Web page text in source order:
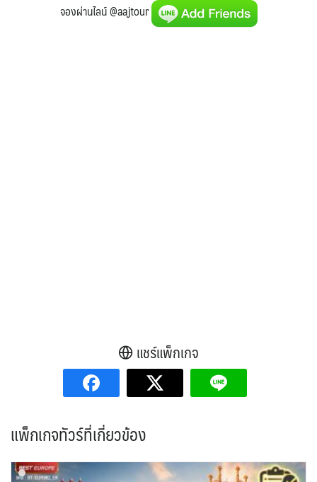
จองผ่านไลน์ @aajtour
แชร์แพ็กเกจ
แพ็กเกจทัวร์ที่เกี่ยวข้อง